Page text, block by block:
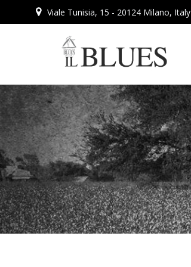
al
Viale Tunisia, 15 - 20124 Milano, Italy